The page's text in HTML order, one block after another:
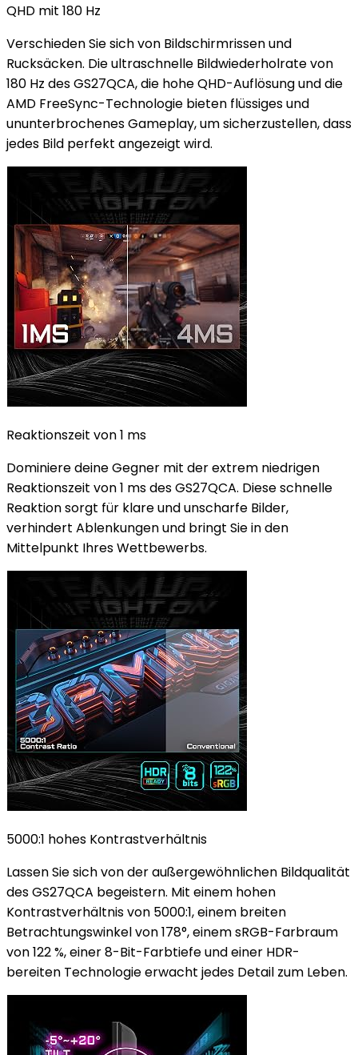
QHD mit 180 Hz
Verschieden Sie sich von Bildschirmrissen und
Rucksäcken. Die ultraschnelle Bildwiederholrate von
180 Hz des GS27QCA, die hohe QHD-Auflösung und die
AMD FreeSync-Technologie bieten flüssiges und
ununterbrochenes Gameplay, um sicherzustellen, dass
jedes Bild perfekt angezeigt wird.
Reaktionszeit von 1 ms
Dominiere deine Gegner mit der extrem niedrigen
Reaktionszeit von 1 ms des GS27QCA. Diese schnelle
Reaktion sorgt für klare und unscharfe Bilder,
verhindert Ablenkungen und bringt Sie in den
Mittelpunkt Ihres Wettbewerbs.
5000:1 hohes Kontrastverhältnis
Lassen Sie sich von der außergewöhnlichen Bildqualität
des GS27QCA begeistern. Mit einem hohen
Kontrastverhältnis von 5000:1, einem breiten
Betrachtungswinkel von 178°, einem sRGB-Farbraum
von 122 %, einer 8-Bit-Farbtiefe und einer HDR-
bereiten Technologie erwacht jedes Detail zum Leben.